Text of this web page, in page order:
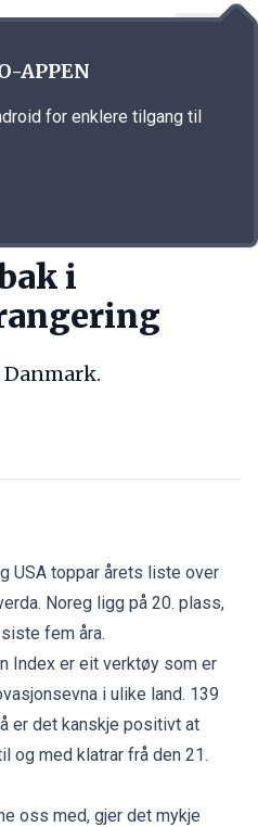
i
USA toppar årets liste over
Noreg ligg på 20. plass,
fem åra.
Index er eit verktøy som er
i ulike land. 139
er det kanskje positivt at
og med klatrar frå den 21.
oss med, gjer det mykje
APPEN
for enklere tilgang til